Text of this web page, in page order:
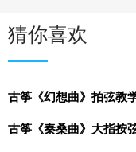
猜你喜欢
古筝《幻想曲》拍弦教
古筝《秦桑曲》大指按